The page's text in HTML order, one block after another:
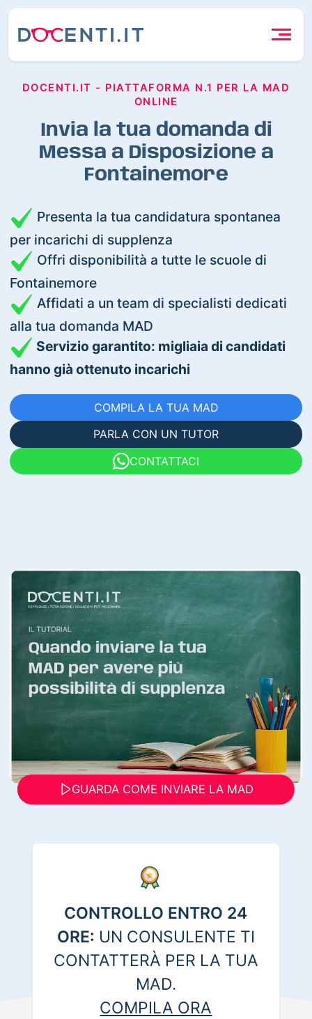
DOCENTI.IT - PIATTAFORMA N.1 PER LA MAD
ONLINE
Invia la tua domanda di
Messa a Disposizione a
Fontainemore
Presenta la tua candidatura spontanea
per incarichi di supplenza
Offri disponibilità a tutte le scuole di
Fontainemore
Affidati a un team di specialisti dedicati
alla tua domanda MAD
Servizio garantito: migliaia di candidati
hanno già ottenuto incarichi
COMPILA LA TUA MAD
PARLA CON UN TUTOR
CONTATTACI
GUARDA COME INVIARE LA MAD
CONTROLLO ENTRO 24
ORE: UN CONSULENTE TI
CONTATTERÀ PER LA TUA
MAD.
COMPILA ORA